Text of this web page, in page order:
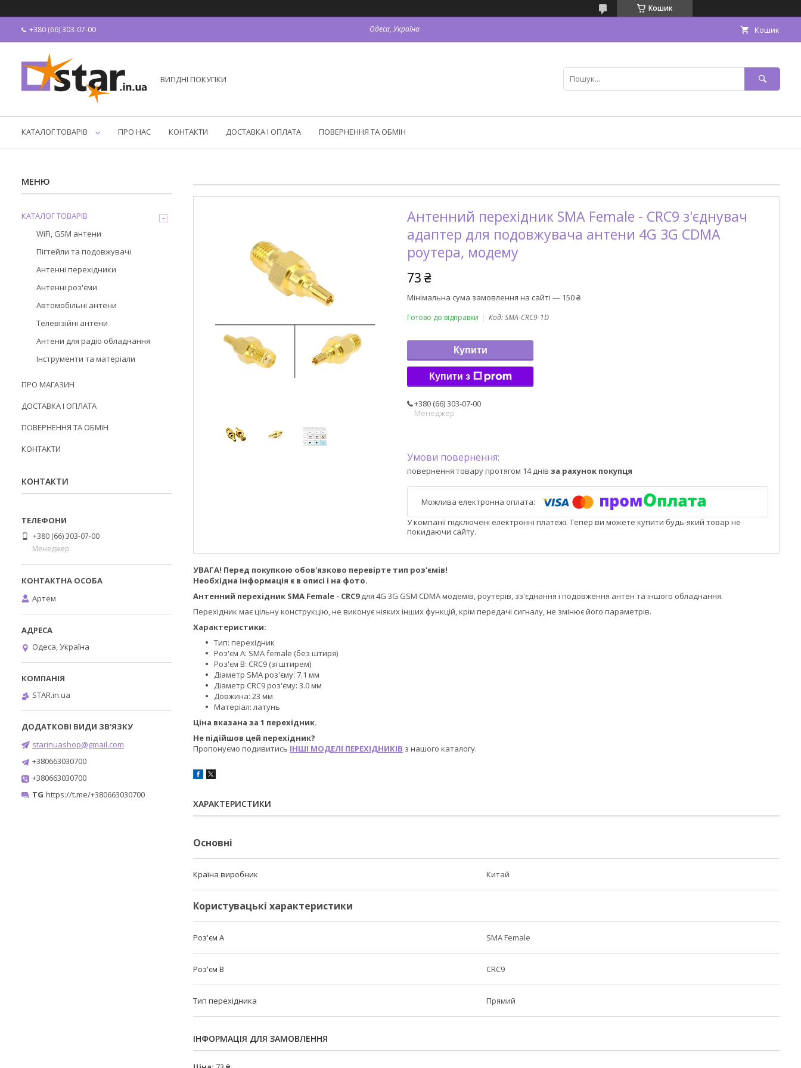
Кошик
+380 (66) 303-07-00 Одеса, Україна Кошик
ВИГІДНІ ПОКУПКИ
КАТАЛОГ ТОВАРІВ ПРО НАС КОНТАКТИ ДОСТАВКА І ОПЛАТА ПОВЕРНЕННЯ ТА ОБМІН
Антенний перехідник SMA Female - CRC9 з'єднувач
адаптер для подовжувача антени 4G 3G CDMA
роутера, модему
73 ₴
Мінімальна сума замовлення на сайті — 150 ₴
Готово до відправки Код:SMA-CRC9-1D
Купити
Купити з
+380 (66) 303-07-00
Менеджер
повернення товару протягом 14 днів за рахунок покупця
У компанії підключені електронні платежі. Тепер ви можете купити будь-який товар не
покидаючи сайту.
УВАГА! Перед покупкою обов'язково перевірте тип роз'ємів!
Необхідна інформація є в описі і на фото.
Антенний перехідник SMA Female - CRC9для 4G 3G GSM CDMA модемів, роутерів, зз'єднання і подовження антен та іншого обладнання.
Перехідник має цільну конструкцію, не виконує ніяких інших функцій, крім передачі сигналу, не змінює його параметрів.
Характеристики:
Тип: перехідник
Роз'єм А: SMA female (без штиря)
Роз'єм B: CRC9 (зі штирем)
Діаметр SMA роз'єму: 7.1 мм
Діаметр CRC9 роз'єму: 3.0 мм
Довжина: 23 мм
Матеріал: латунь
Ціна вказана за 1 перехідник.
Не підійшов цей перехідник?
Пропонуємо подивитись ІНШІ МОДЕЛІ ПЕРЕХІДНИКІВ з нашого каталогу.
ХАРАКТЕРИСТИКИ
Основні
Країна виробник Китай
Користувацькі характеристики
Роз'єм A SMA Female
Роз'єм B CRC9
Тип перехідника Прямий
ІНФОРМАЦІЯ ДЛЯ ЗАМОВЛЕННЯ
КАТАЛОГ ТОВАРІВ
WiFi, GSM антени
Пігтейли та подовжувачі
Антенні перехідники
Антенні роз'єми
Автомобільні антени
Телевізійні антени
Антени для радіо обладнання
Інструменти та матеріали
ПРО МАГАЗИН
ДОСТАВКА І ОПЛАТА
ПОВЕРНЕННЯ ТА ОБМІН
КОНТАКТИ
КОНТАКТИ
+380 (66) 303-07-00
Менеджер
Артем
Одеса, Україна
STAR.in.ua
starinuashop@gmail.com
+380663030700
+380663030700
TG https://t.me/+380663030700